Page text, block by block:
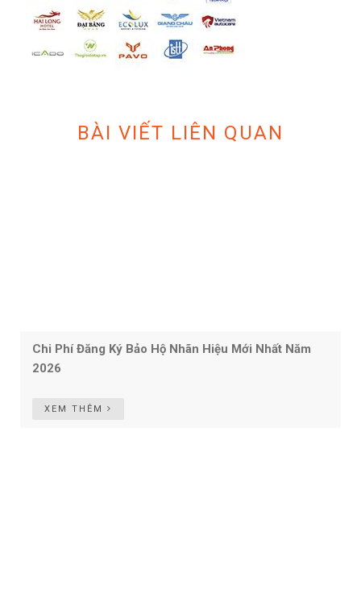
BÀI VIẾT LIÊN QUAN
Chi Phí Đăng Ký Bảo Hộ Nhãn Hiệu Mới Nhất Năm
2026
XEM THÊM